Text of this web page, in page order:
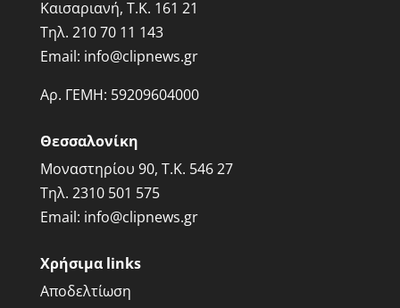
Καισαριανή, Τ.Κ. 161 21
Τηλ. 210 70 11 143
Email: info@clipnews.gr
Αρ. ΓΕΜΗ: 59209604000
Θεσσαλονίκη
Μοναστηρίου 90, Τ.Κ. 546 27
Τηλ. 2310 501 575
Email: info@clipnews.gr
Χρήσιμα links
Αποδελτίωση